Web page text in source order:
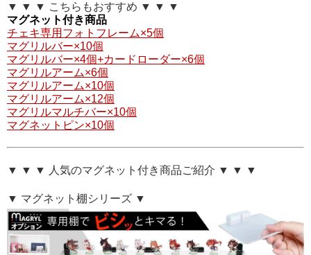
▼ ▼ ▼ こちらもおすすめ ▼ ▼ ▼
マグネット付き商品
チェキ専用フォトフレーム×5個
マグリルバー×10個
マグリルバー×4個+カードローダー×6個
マグリルアーム×6個
マグリルアーム×10個
マグリルアーム×12個
マグリルマルチバー×10個
マグネットピン×10個
▼ ▼ ▼ 人気のマグネット付き商品ご紹介 ▼ ▼ ▼
▼ マグネット棚シリーズ ▼